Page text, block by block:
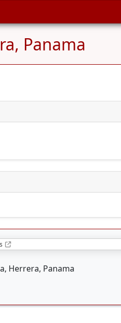
Panama
Herrera, Panama